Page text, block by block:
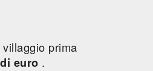
prima
euro .